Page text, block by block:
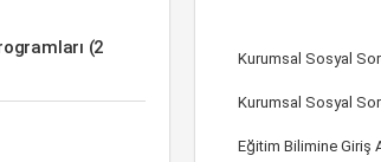
(2
Kurumsal Sosyal
Kurumsal Sosyal
Eğitim Bilimine Giriş